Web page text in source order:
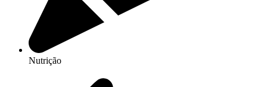
Nutrição